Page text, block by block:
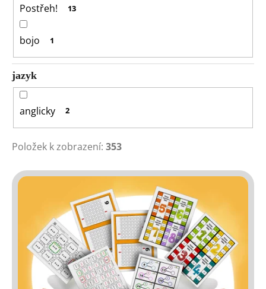
Postřeh! 13
bojo 1
jazyk
anglicky 2
Položek k zobrazení: 353
V